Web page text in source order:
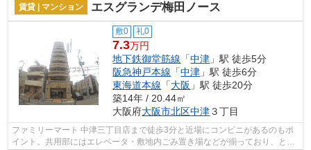
賃貸 | マンション エスグランデ梅田ノース
敷0 礼0
7.3万円
地下鉄御堂筋線 「中津 」駅 徒歩5分
阪急神戸本線 「中津 」駅 徒歩6分
東海道本線 「大阪 」駅 徒歩20分
築14年 / 20.44㎡
大阪府大阪市北区中津３丁目
ファミリーマート 中津三丁目店まで徒歩3分と近場にコンビニがあるのもポ
イント。共用部にはエレベータ・敷地内ごみ置き場などが揃っており、とて